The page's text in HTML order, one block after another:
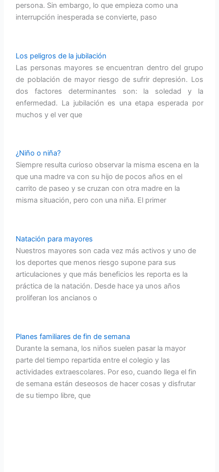
persona. Sin embargo, lo que empieza como una
interrupción inesperada se convierte, paso
Los peligros de la jubilación
Las personas mayores se encuentran dentro del grupo
de población de mayor riesgo de sufrir depresión. Los
dos factores determinantes son: la soledad y la
enfermedad. La jubilación es una etapa esperada por
muchos y el ver que
¿Niño o niña?
Siempre resulta curioso observar la misma escena en la
que una madre va con su hijo de pocos años en el
carrito de paseo y se cruzan con otra madre en la
misma situación, pero con una niña. El primer
Natación para mayores
Nuestros mayores son cada vez más activos y uno de
los deportes que menos riesgo supone para sus
articulaciones y que más beneficios les reporta es la
práctica de la natación. Desde hace ya unos años
proliferan los ancianos o
Planes familiares de fin de semana
Durante la semana, los niños suelen pasar la mayor
parte del tiempo repartida entre el colegio y las
actividades extraescolares. Por eso, cuando llega el fin
de semana están deseosos de hacer cosas y disfrutar
de su tiempo libre, que